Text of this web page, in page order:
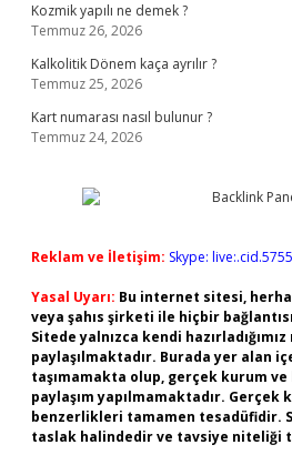
Kozmik yapılı ne demek ?
Temmuz 26, 2026
Kalkolitik Dönem kaça ayrılır ?
Temmuz 25, 2026
Kart numarası nasıl bulunur ?
Temmuz 24, 2026
Reklam ve İletişim: Skype:
Yasal Uyarı: Bu internet sitesi,
veya şahıs şirketi ile hiçbir
Sitede yalnızca kendi
paylaşılmaktadır. Burada yer alan
taşımamakta olup, gerçek kurum
paylaşım yapılmamaktadır.
benzerlikleri tamamen tesadüfidir.
taslak halindedir ve tavsiye niteliği